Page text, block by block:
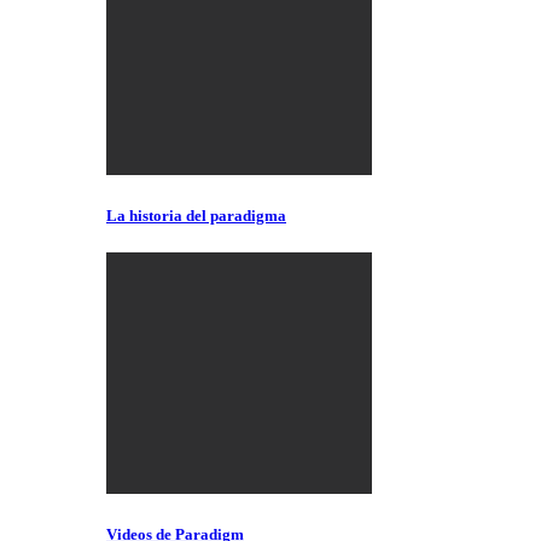
La historia del paradigma
Videos de Paradigm